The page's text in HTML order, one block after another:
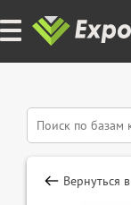
Вернуться